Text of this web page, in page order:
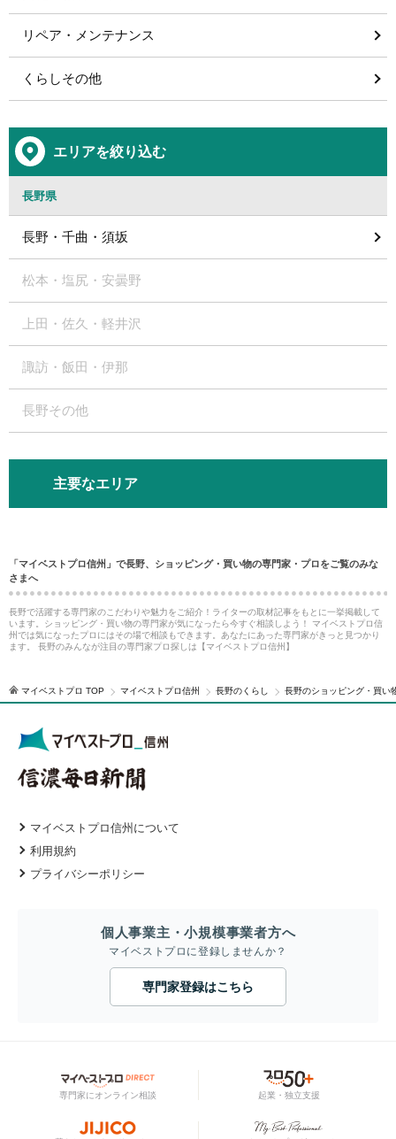
リペア・メンテナンス
くらしその他
エリアを絞り込む
長野県
長野・千曲・須坂
松本・塩尻・安曇野
上田・佐久・軽井沢
諏訪・飯田・伊那
長野その他
主要なエリア
「マイベストプロ信州」で長野、ショッピング・買い物の専門家・プロをご覧のみな
さまへ
長野で活躍する専門家のこだわりや魅力をご紹介！ライターの取材記事をもとに一挙掲載して
います。ショッピング・買い物の専門家が気になったら今すぐ相談しよう！ マイベストプロ信
州では気になったプロにはその場で相談もできます。あなたにあった専門家がきっと見つかり
ます。 長野のみんなが注目の専門家プロ探しは【マイベストプロ信州】
マイベストプロ TOP マイベストプロ信州 長野のくらし 長野のショッピング・買い
マイベストプロ信州について
利用規約
プライバシーポリシー
個人事業主・小規模事業者方へ
マイベストプロに登録しませんか？
専門家登録はこちら
専門家にオンライン相談 起業・独立支援